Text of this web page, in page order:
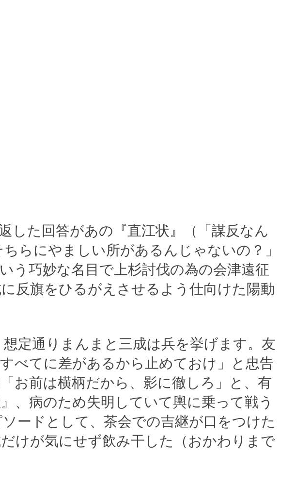
した回答があの『直江状』（「謀反なん
らにやましい所があるんじゃないの？」
う巧妙な名目で上杉討伐の為の会津遠征
反旗をひるがえさせるよう仕向けた陽動
定通りまんまと三成は兵を挙げます。友
べてに差があるから止めておけ」と忠告
お前は横柄だから、影に徹しろ」と、有
、病のため失明していて輿に乗って戦う
ードとして、茶会での吉継が口をつけた
けが気にせず飲み干した（おかわりまで